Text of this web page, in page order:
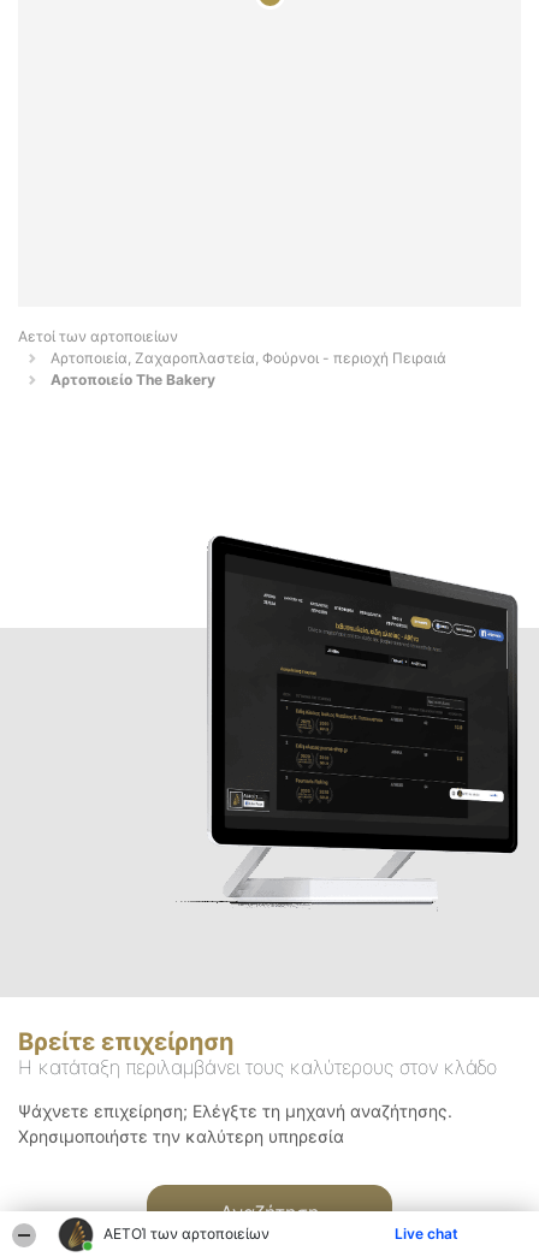
ΑΕΤΟΊ των αρτοποιείων Live chat
Αετοί των αρτοποιείων
Αρτοποιεία, Ζαχαροπλαστεία, Φούρνοι - περιοχή Πειραιά
Αρτοποιείο The Bakery
Βρείτε επιχείρηση
Η κατάταξη περιλαμβάνει τους καλύτερους στον κλάδο
Ψάχνετε επιχείρηση; Ελέγξτε τη μηχανή αναζήτησης.
Χρησιμοποιήστε την καλύτερη υπηρεσία
Αναζήτηση